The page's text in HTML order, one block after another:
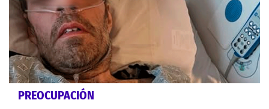
PREOCUPACIÓN